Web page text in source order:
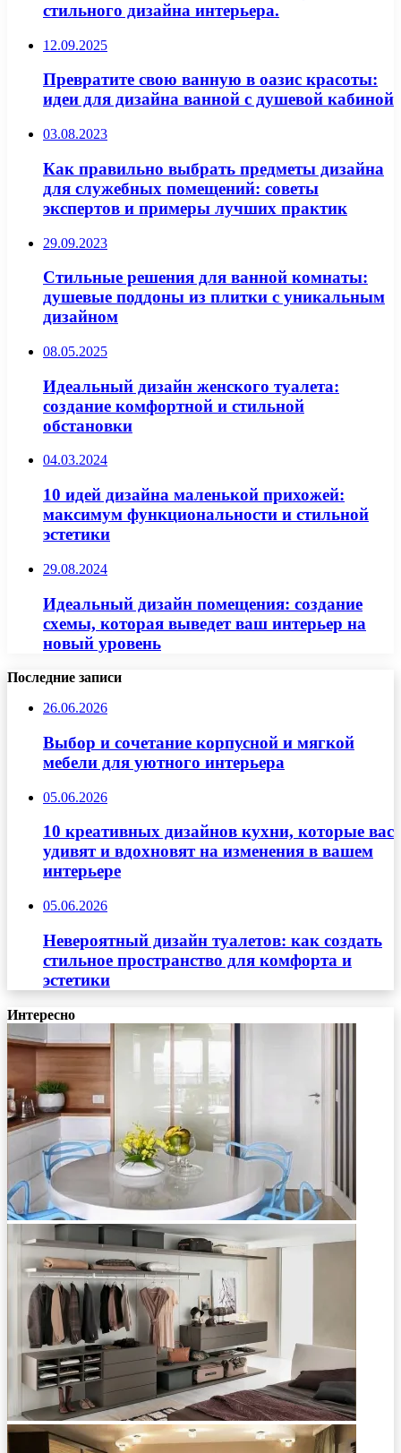
стильного дизайна интерьера.
12.09.2025
Превратите свою ванную в оазис красоты:
идеи для дизайна ванной с душевой кабиной
03.08.2023
Как правильно выбрать предметы дизайна
для служебных помещений: советы
экспертов и примеры лучших практик
29.09.2023
Стильные решения для ванной комнаты:
душевые поддоны из плитки с уникальным
дизайном
08.05.2025
Идеальный дизайн женского туалета:
создание комфортной и стильной
обстановки
04.03.2024
10 идей дизайна маленькой прихожей:
максимум функциональности и стильной
эстетики
29.08.2024
Идеальный дизайн помещения: создание
схемы, которая выведет ваш интерьер на
новый уровень
Последние записи
26.06.2026
Выбор и сочетание корпусной и мягкой
мебели для уютного интерьера
05.06.2026
10 креативных дизайнов кухни, которые вас
удивят и вдохновят на изменения в вашем
интерьере
05.06.2026
Невероятный дизайн туалетов: как создать
стильное пространство для комфорта и
эстетики
Интересно